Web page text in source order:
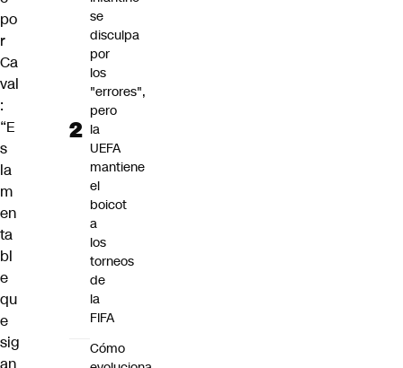
po
r
Ca
val
:
“E
s
la
m
en
ta
bl
e
qu
e
sig
an
se
disculpa
por
los
"errores",
pero
la
UEFA
mantiene
el
boicot
a
los
torneos
de
la
FIFA
Cómo